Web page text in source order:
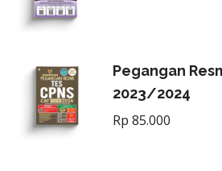
Pegangan
2023/2024
Rp 85.000